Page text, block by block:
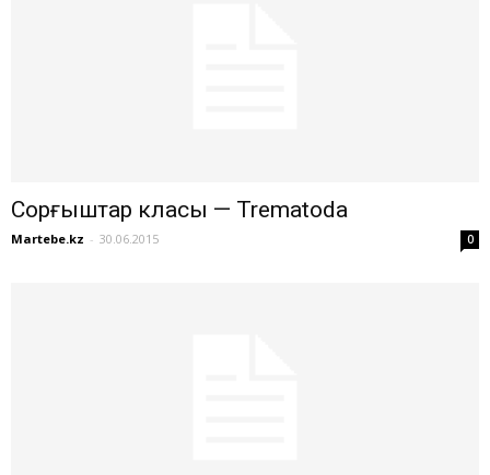
Сорғыштар класы — Trematoda
Martebe.kz - 30.06.2015 0